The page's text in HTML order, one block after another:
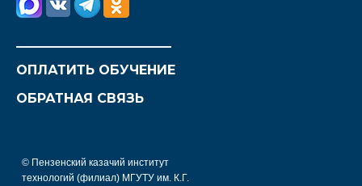
ОПЛАТИТЬ ОБУЧЕНИЕ
ОБРАТНАЯ СВЯЗЬ
© Пензенский казачий институт
технологий (филиал) МГУТУ им. К.Г.